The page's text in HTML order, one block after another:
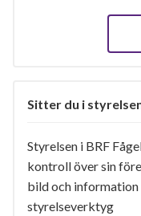
Sitter du i
Styrelsen i BRF
kontroll över sin
bild och
styrelseverktyg